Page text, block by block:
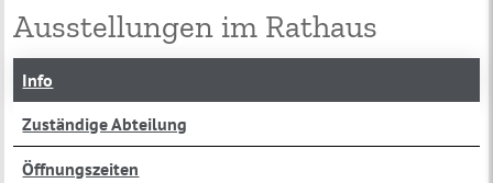
Ausstellungen im Rathaus
Info
Zuständige Abteilung
Öffnungszeiten